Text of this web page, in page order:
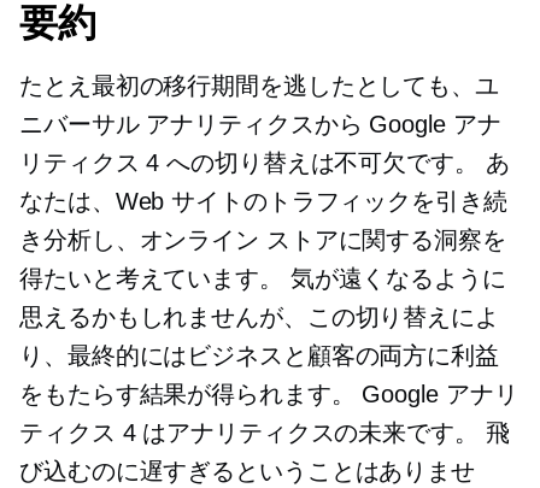
要約
たとえ最初の移行期間を逃したとしても、ユ
ニバーサル アナリティクスから Google アナ
リティクス 4 への切り替えは不可欠です。 あ
なたは、Web サイトのトラフィックを引き続
き分析し、オンライン ストアに関する洞察を
得たいと考えています。 気が遠くなるように
思えるかもしれませんが、この切り替えによ
り、最終的にはビジネスと顧客の両方に利益
をもたらす結果が得られます。 Google アナリ
ティクス 4 はアナリティクスの未来です。 飛
び込むのに遅すぎるということはありませ